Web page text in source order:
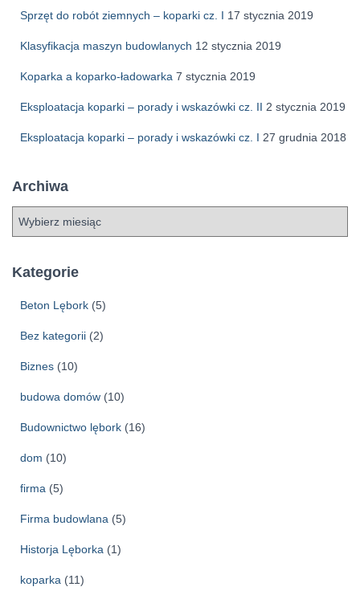
Sprzęt do robót ziemnych – koparki cz. I 17 stycznia 2019
Klasyfikacja maszyn budowlanych 12 stycznia 2019
Koparka a koparko-ładowarka 7 stycznia 2019
Eksploatacja koparki – porady i wskazówki cz. II 2 stycznia 2019
Eksploatacja koparki – porady i wskazówki cz. I 27 grudnia 2018
Archiwa
h
Kategorie
Beton Lębork (5)
Bez kategorii (2)
Biznes (10)
budowa domów (10)
Budownictwo lębork (16)
dom (10)
firma (5)
Firma budowlana (5)
Historja Lęborka (1)
koparka (11)